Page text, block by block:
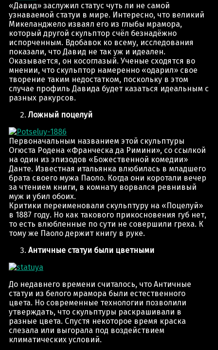
«Давид» заслужил статус чуть ли не самой
узнаваемой статуи в мире. Интересно, что великий
Микеланджело изваял его из глыбы мрамора,
который другой скульптор счёл безнадёжно
испорченным. Вдобавок ко всему, исследования
показали, что Давид не так уж и идеален.
Оказывается, он косоглазый. Ученые сходятся во
мнении, что скульптор намеренно «одарил» свое
творение таким недостатком, поскольку в этом
случае профиль Давида будет казаться идеальным с
разных ракурсов.
Ложный поцелуй
Первоначальным названием этой скульптуры
Огюста Родена «Франческа да Римини», со ссылкой
на один из эпизодов «Божественной комедии»
Данте. Известная итальянка влюбилась в младшего
брата своего мужа Паоло. Когда они коротали вечер
за чтением книги, в комнату ворвался ревнивый
муж и убил обоих.
Критики переименовали скульптуру на «Поцелуй»
в 1887 году. Но как такового прикосновения губ нет,
то есть влюбленные по сути не совершили греха. К
тому же Паоло держит книгу в руке.
Античные статуи были цветными
До недавнего времени считалось, что Античные
статуи из белого мрамора были естественного
цвета. Но современные технологии позволили
утверждать, что скульптуры раскрашивали в
разные цвета. Спустя некоторое время краска
слезала или выгорала под воздействием
климатических условий.